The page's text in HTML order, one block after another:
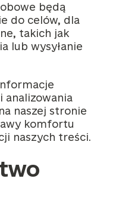
będą
do celów, dla
takich jak
lub wysyłanie
analizowania
naszej stronie
komfortu
naszych treści.